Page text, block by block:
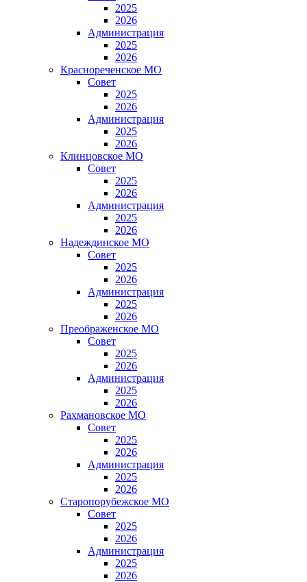
2025
2026
Администрация
2025
2026
Краснореченское МО
Совет
2025
2026
Администрация
2025
2026
Клинцовское МО
Совет
2025
2026
Администрация
2025
2026
Надеждинское МО
Совет
2025
2026
Администрация
2025
2026
Преображенское МО
Совет
2025
2026
Администрация
2025
2026
Рахмановское МО
Совет
2025
2026
Администрация
2025
2026
Старопорубежское МО
Совет
2025
2026
Администрация
2025
2026